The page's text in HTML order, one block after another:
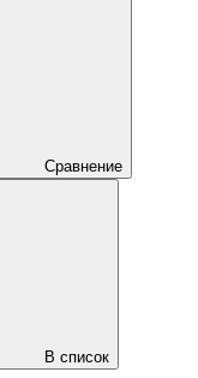
Сравнение
В список